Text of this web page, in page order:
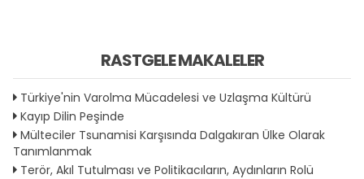
RASTGELE MAKALELER
Türkiye'nin Varolma Mücadelesi ve Uzlaşma Kültürü
Kayıp Dilin Peşinde
Mülteciler Tsunamisi Karşısında Dalgakıran Ülke Olarak
Tanımlanmak
Terör, Akıl Tutulması ve Politikacıların, Aydınların Rolü